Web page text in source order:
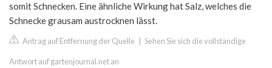
somit Schnecken. Eine ähnliche Wirkung hat Salz, welches die
Schnecke grausam austrocknen lässt.
Antrag auf Entfernung der Quelle Sehen Sie sich die vollständige
Antwort auf gartenjournal.net an